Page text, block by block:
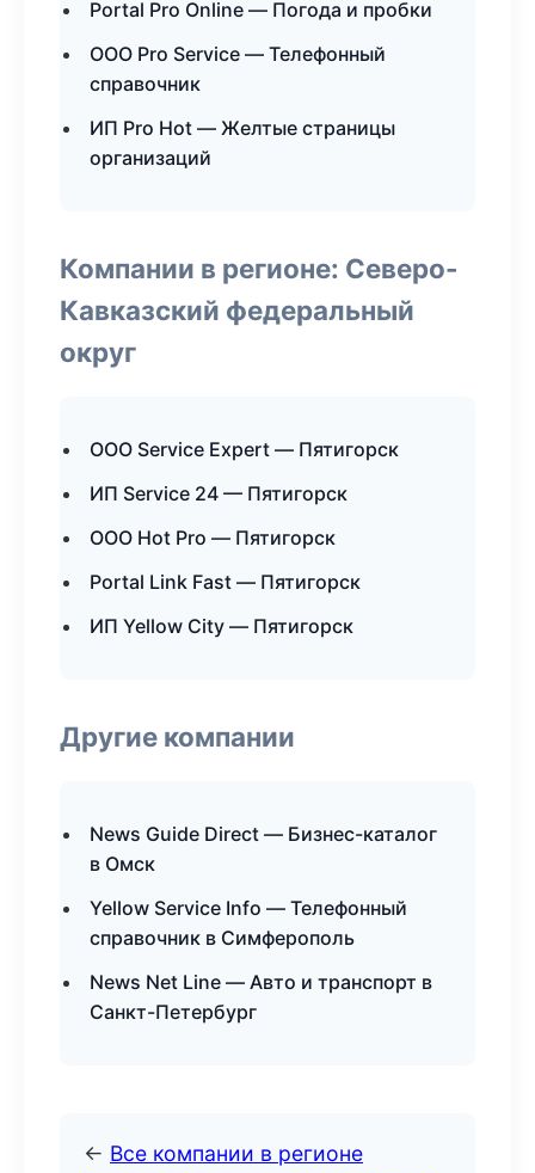
Portal Pro Online — Погода и пробки
ООО Pro Service — Телефонный
справочник
ИП Pro Hot — Желтые страницы
организаций
Компании в регионе: Северо-
Кавказский федеральный
округ
ООО Service Expert — Пятигорск
ИП Service 24 — Пятигорск
ООО Hot Pro — Пятигорск
Portal Link Fast — Пятигорск
ИП Yellow City — Пятигорск
Другие компании
News Guide Direct — Бизнес-каталог
в Омск
Yellow Service Info — Телефонный
справочник в Симферополь
News Net Line — Авто и транспорт в
Санкт-Петербург
← Все компании в регионе